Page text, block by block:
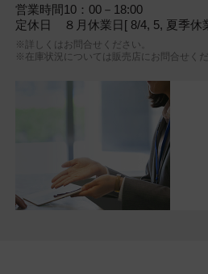
営業時間10：00－18:00
定休日
８月休業日[ 8/4, 5, 夏季休
※詳しくはお問合せください。
※在庫状況については販売店にお問合せく